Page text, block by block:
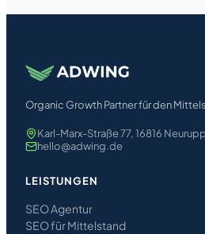
Organic Growth Partner für den
Karl-Marx-Straße 77, 16816
hello@adwing.de
LEISTUNGEN
SEO Agentur
SEO für Mittelstand